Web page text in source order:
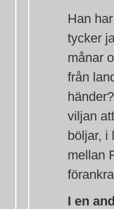
Han
tycker
månar
från
viljan
böljar, i
mellan
I en